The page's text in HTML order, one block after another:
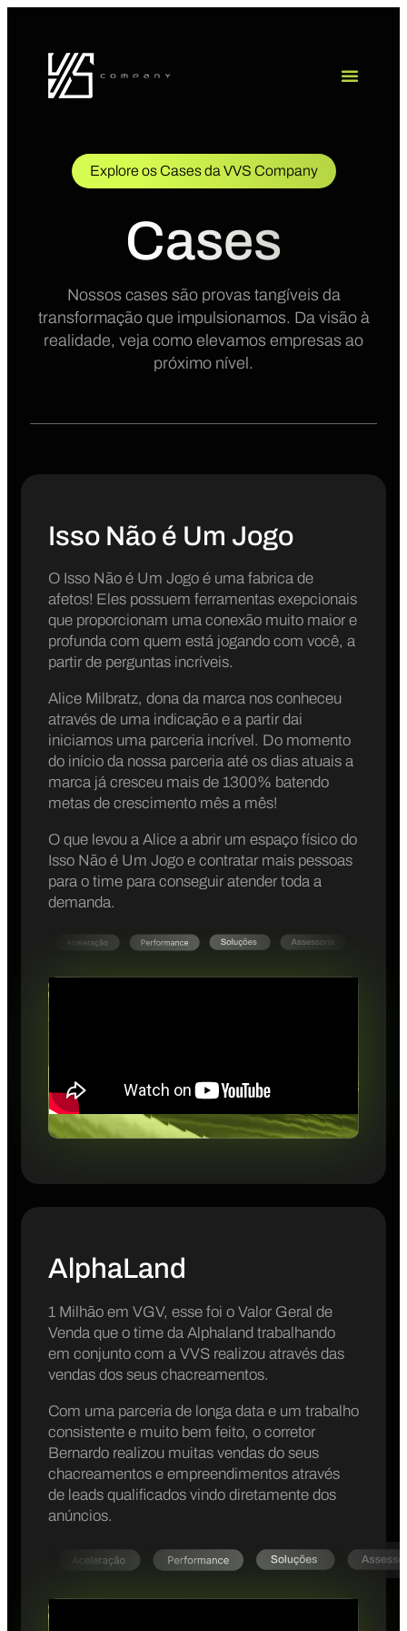
Explore os Cases da VVS Company
Cases
Nossos cases são provas tangíveis da
transformação que impulsionamos. Da visão à
realidade, veja como elevamos empresas ao
próximo nível.
Isso Não é Um Jogo
O Isso Não é Um Jogo é uma fabrica de
afetos! Eles possuem ferramentas exepcionais
que proporcionam uma conexão muito maior e
profunda com quem está jogando com você, a
partir de perguntas incríveis.
Alice Milbratz, dona da marca nos conheceu
através de uma indicação e a partir dai
iniciamos uma parceria incrível. Do momento
do início da nossa parceria até os dias atuais a
marca já cresceu mais de 1300% batendo
metas de crescimento mês a mês!
O que levou a Alice a abrir um espaço físico do
Isso Não é Um Jogo e contratar mais pessoas
para o time para conseguir atender toda a
demanda.
AlphaLand
1 Milhão em VGV, esse foi o Valor Geral de
Venda que o time da Alphaland trabalhando
em conjunto com a VVS realizou através das
vendas dos seus chacreamentos.
Com uma parceria de longa data e um trabalho
consistente e muito bem feito, o corretor
Bernardo realizou muitas vendas do seus
chacreamentos e empreendimentos através
de leads qualificados vindo diretamente dos
anúncios.